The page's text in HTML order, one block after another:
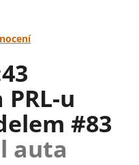
u
#83
auta